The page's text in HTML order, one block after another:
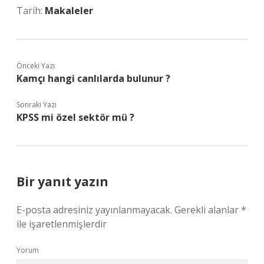
Tarih: Makaleler
Önceki Yazı
Kamçı hangi canlılarda bulunur ?
Sonraki Yazı
KPSS mi özel sektör mü ?
Bir yanıt yazın
E-posta adresiniz yayınlanmayacak. Gerekli alanlar*
ile işaretlenmişlerdir
Yorum